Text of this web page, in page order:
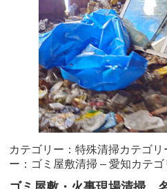
カテゴリー：特殊清掃カテゴ
ー：ゴミ屋敷清掃 – 愛知カテ